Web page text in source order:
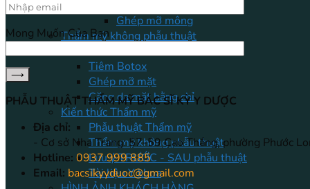
Ghép mỡ mông
Thẩm mỹ không phẫu thuật
Tiêm Botox
Ghép mỡ mặt
Căng da mặt bằng chỉ
Kiến thức Thẩm mỹ
Phẫu thuật Thẩm mỹ
Thẩm mỹ không phẫu thuật
Lưu ý TRƯỚC - SAU phẫu thuật
Tài liệu Y khoa
Mong Muốn Của Bạn
PHẪU THUẬT THẨM MỸ BÁC SĨ KỲ Y DƯỢC
Địa chỉ:
- Cơ sở Nha Trang: 57-59 Cao Thắng, phường Phước
Hotline: 0937 999 885
Email: bacsikyyduoc@gmail.com